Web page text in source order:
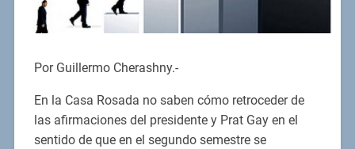
Por Guillermo Cherashny.-
En la Casa Rosada no saben cómo retroceder de
las afirmaciones del presidente y Prat Gay en el
sentido de que en el segundo semestre se